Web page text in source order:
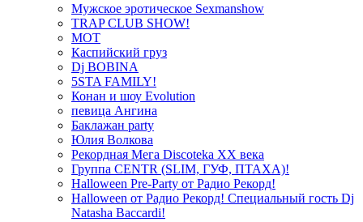
Мужское эротическое Sexmanshow
TRAP CLUB SHOW!
МОТ
Каспийский груз
Dj BOBINA
5STA FAMILY!
Конан и шоу Evolution
певица Ангина
Баклажан party
Юлия Волкова
Рекордная Мега Discoteka XX века
Группа CENTR (SLIM, ГУФ, ПТАХА)!
Halloween Pre-Party от Радио Рекорд!
Halloween от Радио Рекорд! Специальный гость Dj
Natasha Baccardi!